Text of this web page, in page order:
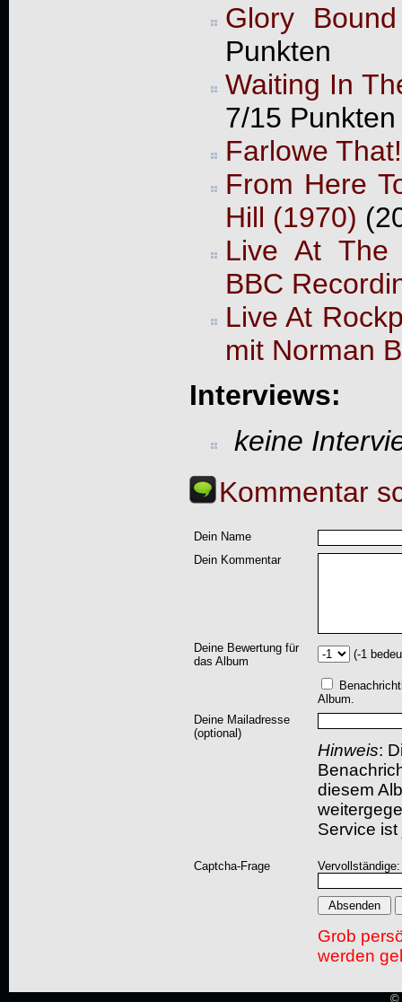
Glory
Punkten
Waiting In
7/15 Punkten
Farlowe That!
From Here
Hill (1970)
Live At The
BBC
Live At
mit Norman
Interviews:
keine
Kommentar
Dein Name
Dein Kommentar
Deine Bewertung für
das Album
(-1
Album.
Deine Mailadresse
(optional)
Hinweis:
diesem
Service
Captcha-Frage
Grob
werden
©